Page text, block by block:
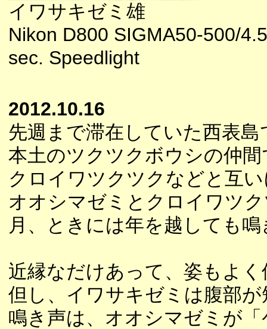
イワサキゼミ雄
Nikon D800 SIGMA50-500/
sec. Speedlight
2012.10.16
先週まで滞在していた西表
本土のツクツクボウシの仲
クロイワツクツクなどと互
オオシマゼミとクロイワツ
月、ときには年を越しても
近縁なだけあって、姿もよ
但し、イワサキゼミは腹部
鳴き声は、オオシマゼミが